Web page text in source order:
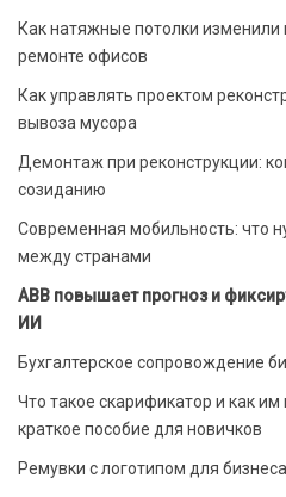
Как натяжные потолки изменили
ремонте офисов
Как управлять проектом
вывоза мусора
Демонтаж при реконструкции:
созиданию
Современная мобильность: что
между странами
ABB повышает прогноз и
ИИ
Бухгалтерское сопровождение
Что такое скарификатор и как
краткое пособие для новичков
Ремувки с логотипом для бизнеса